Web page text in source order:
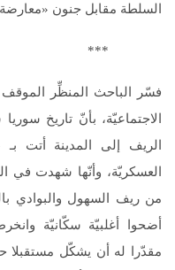
السلطة مقابل جنون
***
فسّر الباحث المنظِّر
الاجتماعيّة، بأنّ تاريخ
الريف إلى المدينة أتت
العسكريّة، وأنّها شهدت في
من ريف السهول والبوادي
أضحوا أغلبيّة سكّانيّة
مقدّرا له أن يشكّل مستقبلا